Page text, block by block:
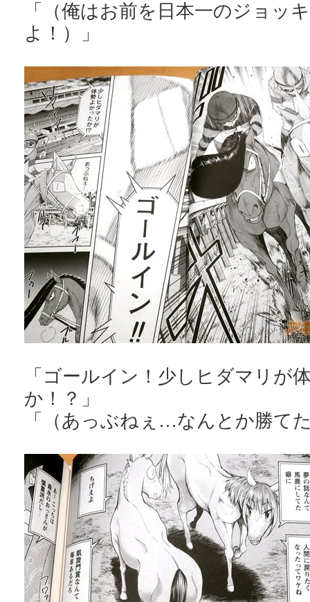
「（俺はお前を日本一のジョッ
よ！）」
「ゴールイン！少しヒダマリが
か！？」
「（あっぶねぇ…なんとか勝て